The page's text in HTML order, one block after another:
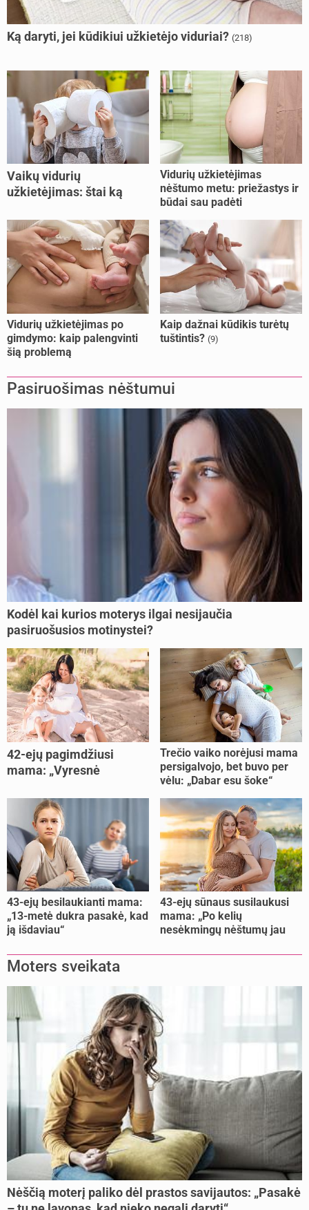
Ką daryti, jei kūdikiui užkietėjo viduriai? (218)
Vaikų vidurių
užkietėjimas: štai ką
Vidurių užkietėjimas
nėštumo metu: priežastys ir
būdai sau padėti
Vidurių užkietėjimas po
gimdymo: kaip palengvinti
šią problemą
Kaip dažnai kūdikis turėtų
tuštintis? (9)
Pasiruošimas nėštumui
Kodėl kai kurios moterys ilgai nesijaučia
pasiruošusios motinystei?
42-ejų pagimdžiusi
mama: „Vyresnė
lengviau“
Trečio vaiko norėjusi mama
persigalvojo, bet buvo per
vėlu: „Dabar esu šoke“
43-ejų besilaukianti mama:
„13-metė dukra pasakė, kad
ją išdaviau“
43-ejų sūnaus susilaukusi
mama: „Po kelių
nesėkmingų nėštumų jau
Moters sveikata
Nėščią moterį paliko dėl prastos savijautos: „Pasakė